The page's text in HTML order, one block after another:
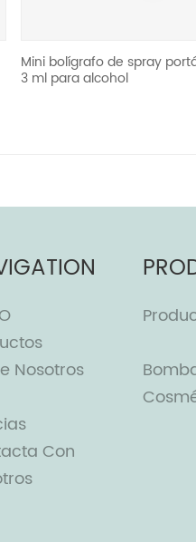
Mini bolígrafo de spray
3 ml para alcohol
Nosotros
Con